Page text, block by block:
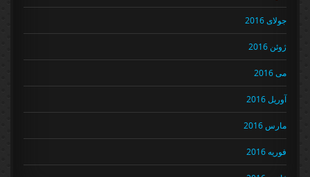
جولای 2016
ژوئن 2016
می 2016
آوریل 2016
مارس 2016
فوریه 2016